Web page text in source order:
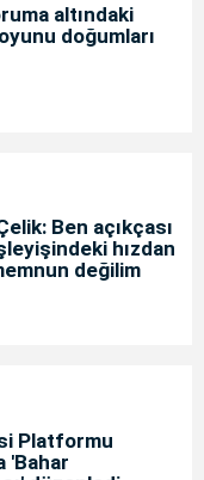
altındaki
doğumları
Ben açıkçası
hızdan
değilim
Platformu
'Bahar